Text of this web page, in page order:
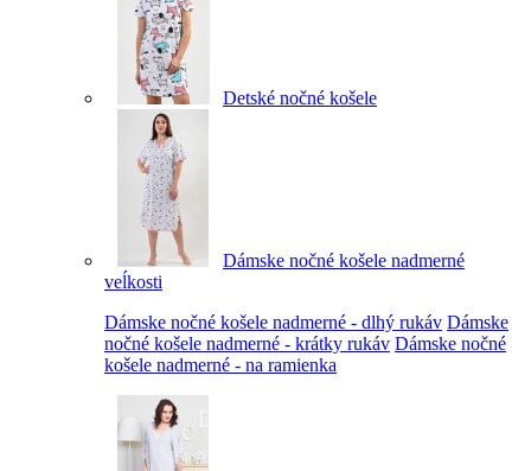
Detské nočné košele
Dámske nočné košele nadmerné
veĺkosti
Dámske nočné košele nadmerné - dlhý rukáv Dámske
nočné košele nadmerné - krátky rukáv Dámske nočné
košele nadmerné - na ramienka